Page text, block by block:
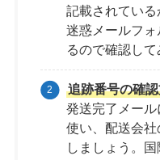
記載されている
迷惑メールフ
るので確認して
追跡番号の確
発送完了メー
使い、配送会
しましょう。